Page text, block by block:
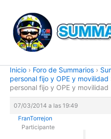
contenido
Inicio › Foro de Summarios ›
personal fijo y OPE y movilidad
personal fijo y OPE y movilidad
07/03/2014 a las 19:49
FranTorrejon
Participante